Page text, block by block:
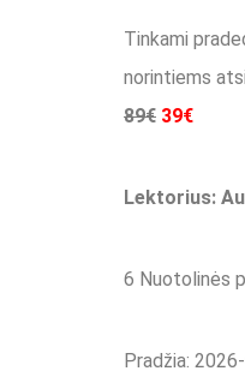
Tinkami
norintiems
89€ 39€
Lektorius:
6 Nuotolinės
Pradžia: